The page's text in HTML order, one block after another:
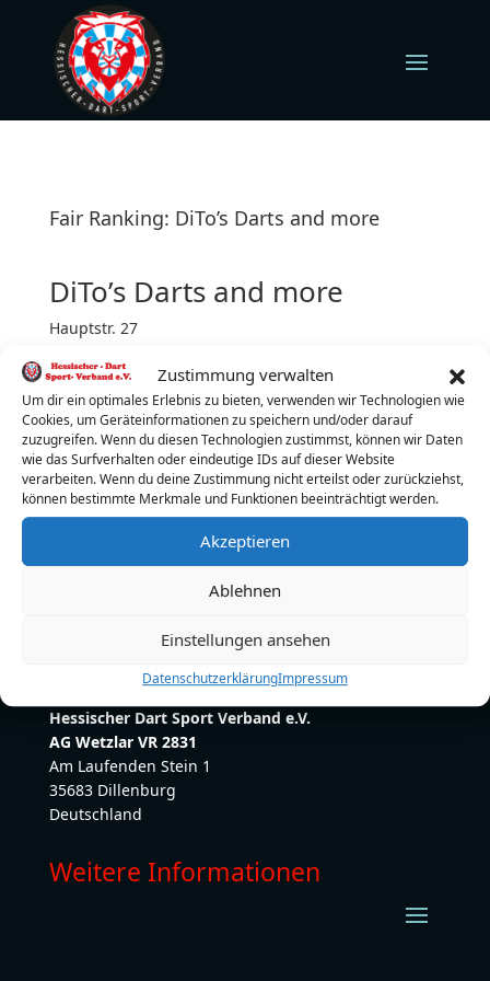
Zustimmung verwalten
Um dir ein optimales Erlebnis zu bieten, verwenden wir Technologien wie
Cookies, um Geräteinformationen zu speichern und/oder darauf
zuzugreifen. Wenn du diesen Technologien zustimmst, können wir Daten
wie das Surfverhalten oder eindeutige IDs auf dieser Website
verarbeiten. Wenn du deine Zustimmung nicht erteilst oder zurückziehst,
können bestimmte Merkmale und Funktionen beeinträchtigt werden.
Akzeptieren
Ablehnen
Einstellungen ansehen
DatenschutzerklärungImpressum
Fair Ranking: DiTo’s Darts and more
DiTo’s Darts and more
Hauptstr. 27
Donnerstag (jeden)
Turnierbeginn: 20:00 Uhr
Turnierleiter:Thomas Immel
Telefon:0178/2125550
E-Mail: immel-schuy-druck@t-online.de
Hessischer Dart Sport Verband e.V.
AG Wetzlar VR 2831
Am Laufenden Stein 1
35683 Dillenburg
Deutschland
Weitere Informationen